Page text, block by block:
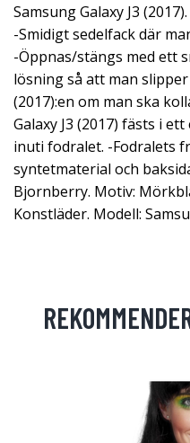
Samsung Galaxy J3
-Smidigt sedelfack där
-Öppnas/stängs med ett
lösning så att man slipper
(2017):en om man ska
Galaxy J3 (2017) fästs i
inuti fodralet. -Fodralets
syntetmaterial och
Bjornberry. Motiv:
Konstläder. Modell: